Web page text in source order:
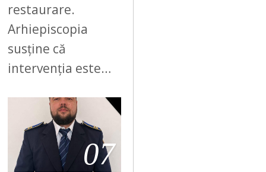
restaurare.
Arhiepiscopia
susține că
intervenția este…
07